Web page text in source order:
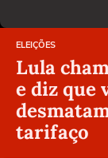
ELEIÇÕES
Lula
e diz que
tarifaço